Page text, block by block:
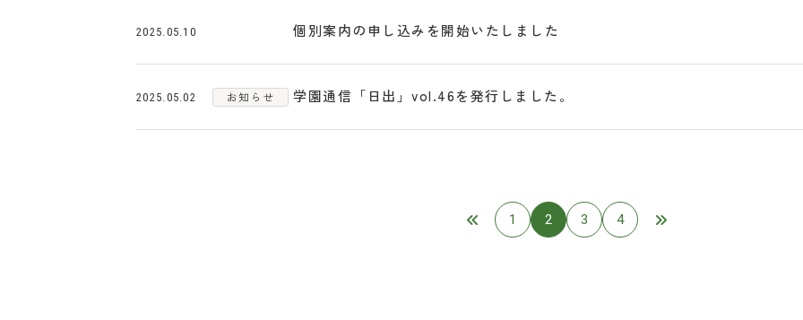
2025.05.10 個別案内の申し込みを開始いたしました
2025.05.02 お知らせ 学園通信「日出」vol.46を発行しました。
1 2 3 4